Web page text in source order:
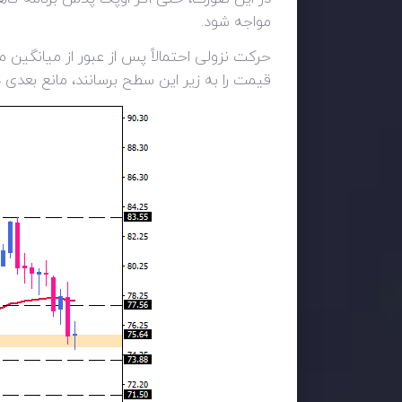
مواجه شود.
قیمت را به زیر این سطح برسانند، مانع بعدی در 71.50 برآورده